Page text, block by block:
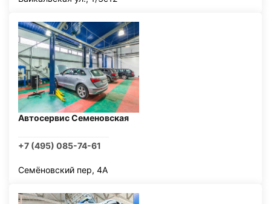
Автосервис Семеновская
+7 (495) 085-74-61
Семёновский пер, 4А